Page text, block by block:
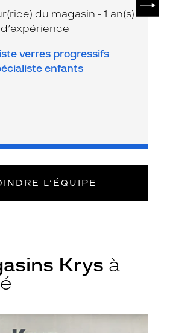
du magasin - 1 an(s)
d’expérience
verres progressifs
enfants
L’ÉQUIPE
Krys à